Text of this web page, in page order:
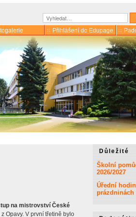
Hledat
Přihlášení do Edupage
na mistrovství České
Opavy. V první třetině bylo
Důležité
Školní
2026/2027
Úřední
prázdninách